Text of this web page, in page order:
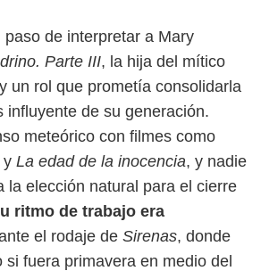
de interpretar a Mary
Parte III, la hija del mítico
un rol que prometía consolidarla
influyente de su generación.
meteórico con filmes como
y La edad de la inocencia, y nadie
la elección natural para el cierre
ritmo de trabajo era
el rodaje de Sirenas, donde
si fuera primavera en medio del
Google